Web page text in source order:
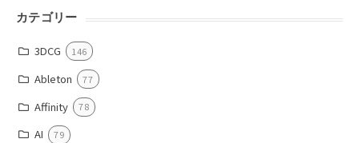
カテゴリー
3DCG 146
Ableton 77
Affinity 78
AI 79